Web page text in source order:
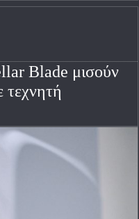
Blade μισούν
τεχνητή